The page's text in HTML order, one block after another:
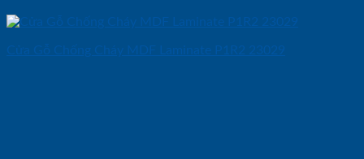
Cửa Gỗ Chống Cháy MDF Laminate P1R2 23029